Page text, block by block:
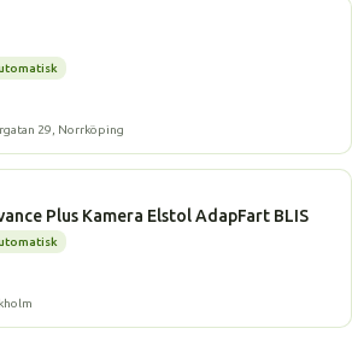
29, Norrköping
Plus Kamera Elstol AdapFart BLIS